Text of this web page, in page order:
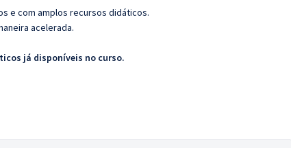
e com amplos recursos didáticos.
acelerada.
já disponíveis no curso.